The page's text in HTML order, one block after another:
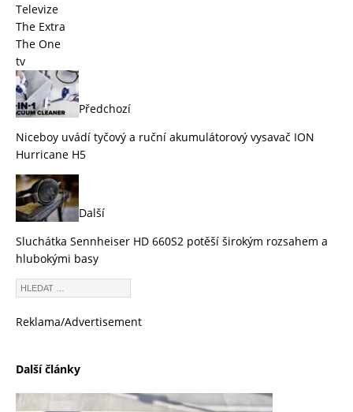
Televize
The Extra
The One
tv
Předchozí
Niceboy uvádí tyčový a ruční akumulátorový vysavač ION
Hurricane H5
Další
Sluchátka Sennheiser HD 660S2 potěší širokým rozsahem a
hlubokými basy
Reklama/Advertisement
Další články